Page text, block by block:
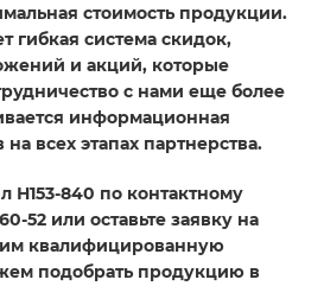
стоимость продукции.
гибкая система скидок,
и акций, которые
с нами еще более
информационная
всех этапах партнерства.
Н153-840 по контактному
52 или оставьте заявку на
квалифицированную
подобрать продукцию в